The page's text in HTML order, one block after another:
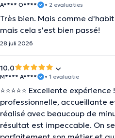
A**** O**** • 2 evaluaties
Très bien. Mais comme
mais cela s'est bien passé!
28 juli 2026
10.0
M**** A**** • 1 evaluatie
⭐⭐⭐⭐⭐ Excellente
professionnelle, accueillante
réalisé avec beaucoup de
résultat est impeccable. On